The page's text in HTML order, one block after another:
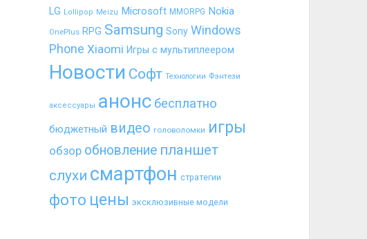
LG Lollipop Meizu Microsoft MMORPG Nokia
OnePlus RPG Samsung Sony Windows
Phone Xiaomi Игры с мультиплеером
Новости Софт Технологии Фэнтези
аксессуары анонс бесплатно
бюджетный видео головоломки игры
обзор обновление планшет
слухи смартфон стратегии
фото цены эксклюзивные модели